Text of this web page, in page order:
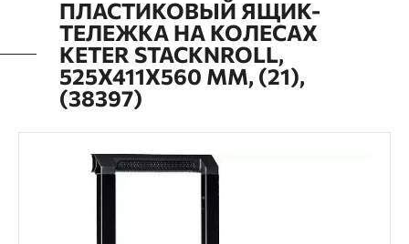
ПЛАСТИКОВЫЙ ЯЩИК-
ТЕЛЕЖКА НА КОЛЕСАХ
KETER STACKNROLL,
525Х411Х560 ММ, (21),
(38397)